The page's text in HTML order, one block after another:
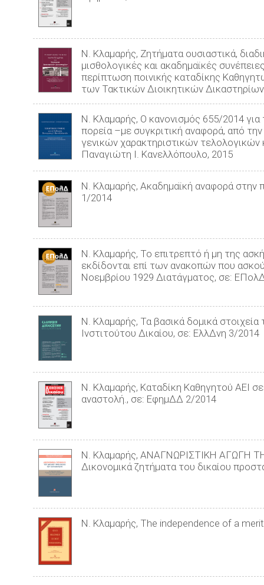
Ν. Κλαμαρής, Ζητήματα ουσιαστικά,
μισθολογικές και ακαδημαϊκές
περίπτωση ποινικής καταδίκης
των Τακτικών Διοικητικών
Ν. Κλαμαρής, Ο κανονισμός 655/2014
πορεία –με συγκριτική αναφορά, από
γενικών χαρακτηριστικών τελολογικών
Παναγιώτη Ι. Κανελλόπουλο, 2015
Ν. Κλαμαρής, Ακαδημαϊκή αναφορά
1/2014
Ν. Κλαμαρής, Το επιτρεπτό ή μη της
εκδίδονται επί των ανακοπών που
Νοεμβρίου 1929 Διατάγματος, σε:
Ν. Κλαμαρής, Τα βασικά δομικά
Ινστιτούτου Δικαίου, σε: ΕλλΔνη 3/2014
Ν. Κλαμαρής, Καταδίκη Καθηγητού ΑΕΙ
αναστολή., σε: ΕφημΔΔ 2/2014
Ν. Κλαμαρής, ΑΝΑΓΝΩΡΙΣΤΙΚΗ ΑΓΩΓΗ
Δικονομικά ζητήματα του δικαίου
Ν. Κλαμαρής, The independence of a